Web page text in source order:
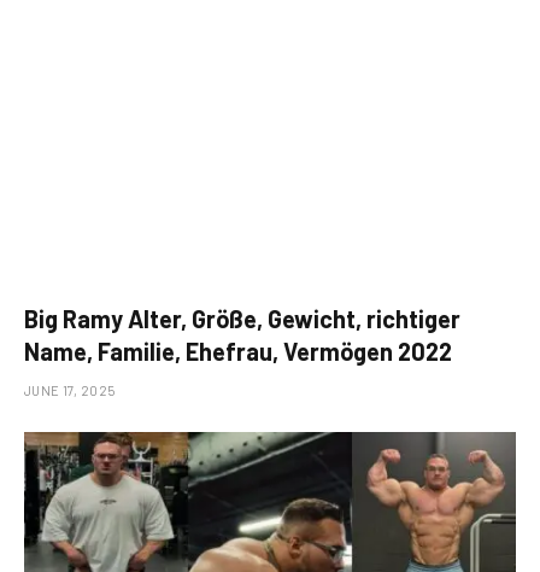
Big Ramy Alter, Größe, Gewicht, richtiger
Name, Familie, Ehefrau, Vermögen 2022
JUNE 17, 2025